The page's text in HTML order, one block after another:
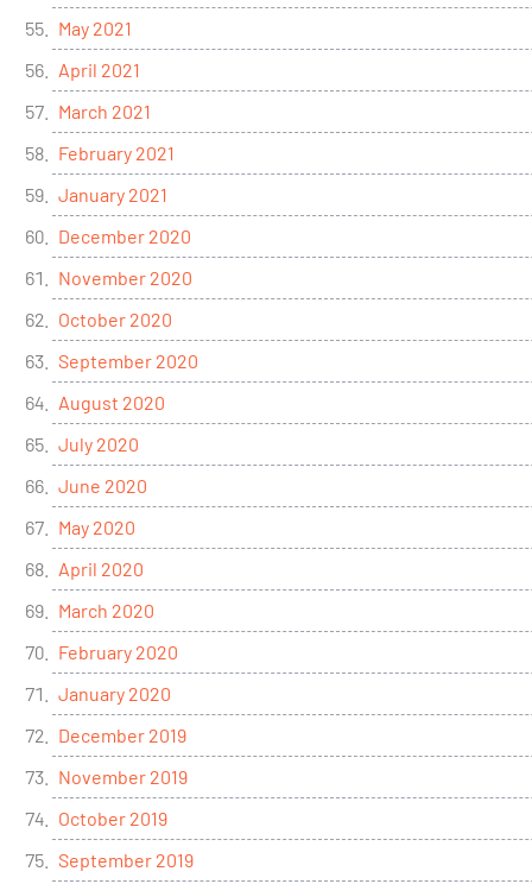
May 2021
April 2021
March 2021
February 2021
January 2021
December 2020
November 2020
October 2020
September 2020
August 2020
July 2020
June 2020
May 2020
April 2020
March 2020
February 2020
January 2020
December 2019
November 2019
October 2019
September 2019